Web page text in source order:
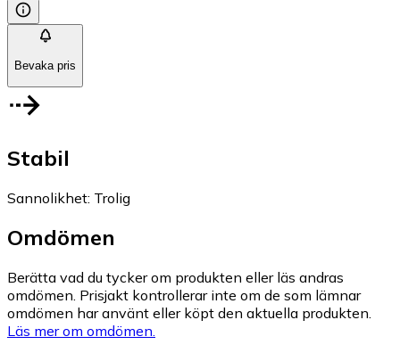
Bevaka pris
Stabil
Sannolikhet: Trolig
Omdömen
Berätta vad du tycker om produkten eller läs andras
omdömen. Prisjakt kontrollerar inte om de som lämnar
omdömen har använt eller köpt den aktuella produkten.
Läs mer om omdömen.